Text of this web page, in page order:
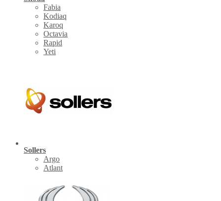
Fabia
Kodiaq
Karoq
Octavia
Rapid
Yeti
Sollers
Argo
Atlant